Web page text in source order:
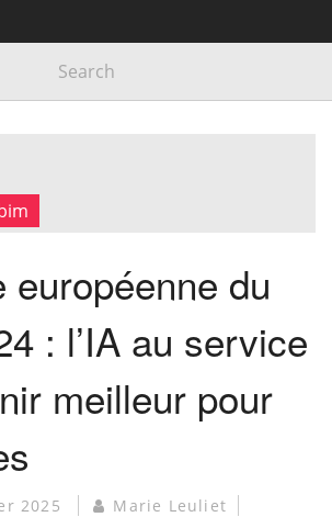
européenne du
: l’IA au service
meilleur pour
2025 Marie Leuliet